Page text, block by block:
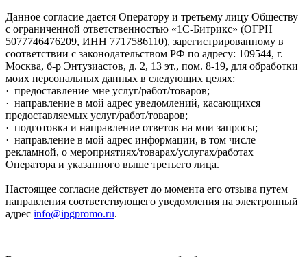
Данное согласие дается Оператору и третьему лицу Обществу
с ограниченной ответственностью «1С-Битрикс» (ОГРН
5077746476209, ИНН 7717586110), зарегистрированному в
соответствии с законодательством РФ по адресу: 109544, г.
Москва, б-р Энтузиастов, д. 2, 13 эт., пом. 8-19, для обработки
моих персональных данных в следующих целях:
· предоставление мне услуг/работ/товаров;
· направление в мой адрес уведомлений, касающихся
предоставляемых услуг/работ/товаров;
· подготовка и направление ответов на мои запросы;
· направление в мой адрес информации, в том числе
рекламной, о мероприятиях/товарах/услугах/работах
Оператора и указанного выше третьего лица.
Настоящее согласие действует до момента его отзыва путем
направления соответствующего уведомления на электронный
адрес info@ipgpromo.ru.